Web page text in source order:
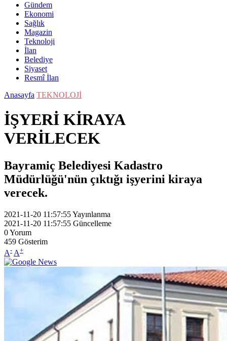
Gündem
Ekonomi
Sağlık
Magazin
Teknoloji
İlan
Belediye
Siyaset
Resmî İlan
Anasayfa TEKNOLOJİ
İŞYERİ KİRAYA
VERİLECEK
Bayramiç Belediyesi Kadastro
Müdürlüğü'nün çıktığı işyerini kiraya
verecek.
2021-11-20 11:57:55Yayınlanma
2021-11-20 11:57:55 Güncelleme
0Yorum
459 Gösterim
A- A+